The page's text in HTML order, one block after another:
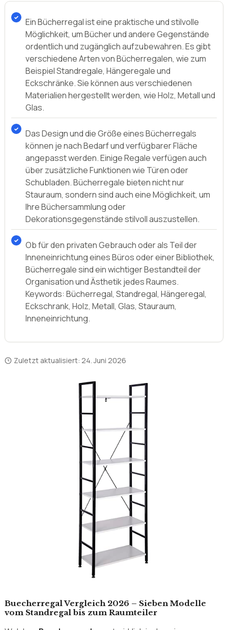
Ein Bücherregal ist eine praktische und stilvolle
Möglichkeit, um Bücher und andere Gegenstände
ordentlich und zugänglich aufzubewahren. Es gibt
verschiedene Arten von Bücherregalen, wie zum
Beispiel Standregale, Hängeregale und
Eckschränke. Sie können aus verschiedenen
Materialien hergestellt werden, wie Holz, Metall und
Glas.
Das Design und die Größe eines Bücherregals
können je nach Bedarf und verfügbarer Fläche
angepasst werden. Einige Regale verfügen auch
über zusätzliche Funktionen wie Türen oder
Schubladen. Bücherregale bieten nicht nur
Stauraum, sondern sind auch eine Möglichkeit, um
Ihre Büchersammlung oder
Dekorationsgegenstände stilvoll auszustellen.
Ob für den privaten Gebrauch oder als Teil der
Inneneinrichtung eines Büros oder einer Bibliothek,
Bücherregale sind ein wichtiger Bestandteil der
Organisation und Ästhetik jedes Raumes.
Keywords: Bücherregal, Standregal, Hängeregal,
Eckschrank, Holz, Metall, Glas, Stauraum,
Inneneinrichtung.
Zuletzt aktualisiert: 24. Juni 2026
Buecherregal Vergleich 2026 – Sieben Modelle
vom Standregal bis zum Raumteiler